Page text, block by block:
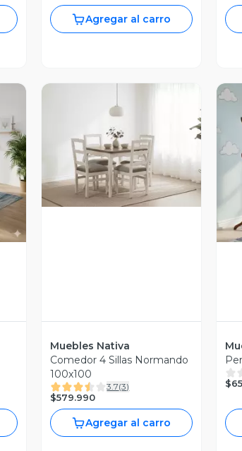
Agregar al carro
Vista Previa
Muebles Nativa
Comedor 4 Sillas Normando
100x100
3.7(3)
$579.990
Agregar al carro